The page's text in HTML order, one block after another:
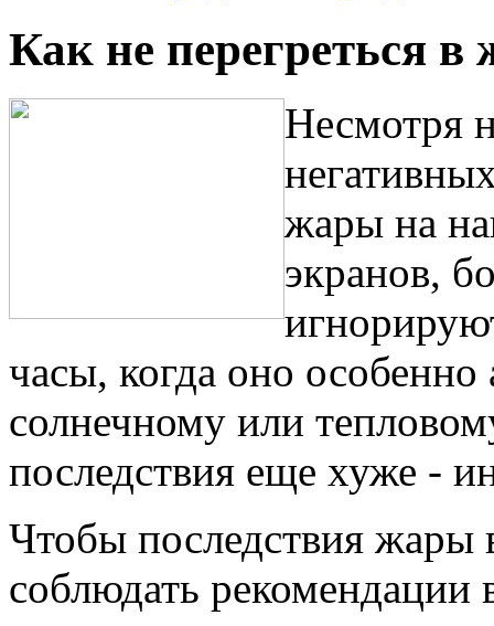
Как не перегреться в
Несмотря
жары на
экранов,
часы, когда оно
солнечному или
последствия еще хуже -
Чтобы последствия жары
соблюдать рекомендации